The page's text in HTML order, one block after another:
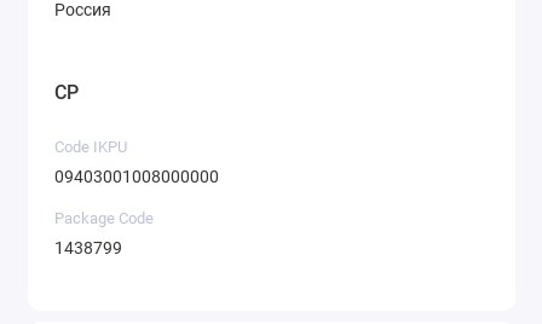
Россия
CP
Code IKPU
09403001008000000
Package Code
1438799